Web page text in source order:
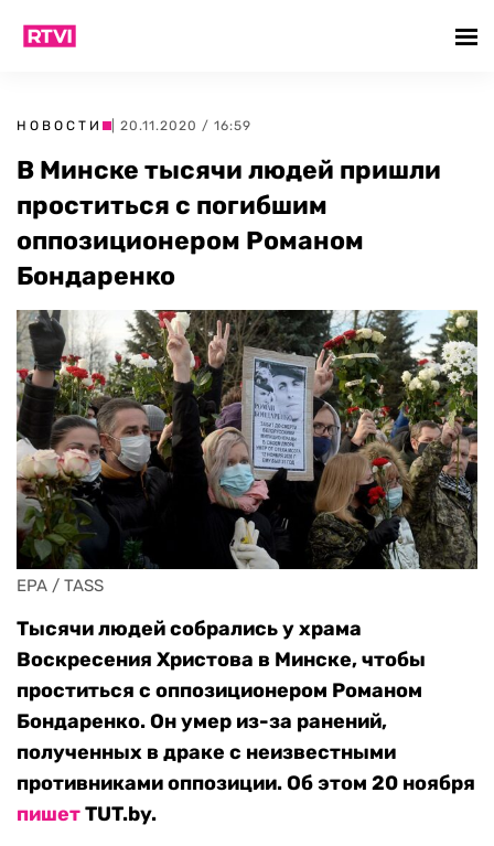
НОВОСТИ | 20.11.2020 / 16:59
В Минске тысячи людей пришли
проститься с погибшим
оппозиционером Романом
Бондаренко
EPA / TASS
Тысячи людей собрались у храма
Воскресения Христова в Минске, чтобы
проститься с оппозиционером Романом
Бондаренко. Он умер из-за ранений,
полученных в драке с неизвестными
противниками оппозиции. Об этом 20 ноября
пишетTUT.by.